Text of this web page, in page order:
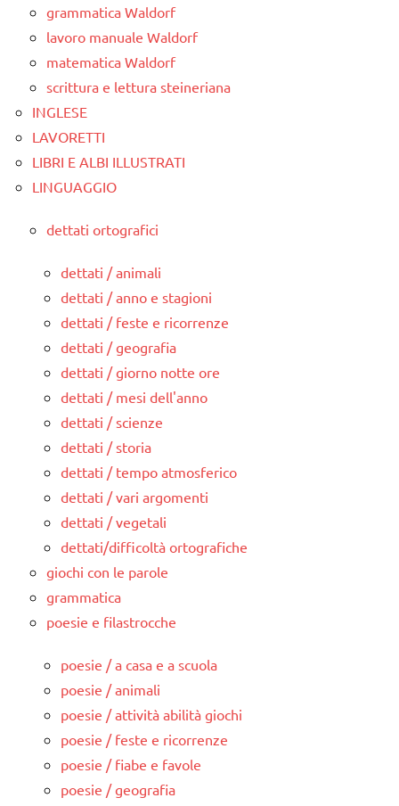
grammatica Waldorf
lavoro manuale Waldorf
matematica Waldorf
scrittura e lettura steineriana
INGLESE
LAVORETTI
LIBRI E ALBI ILLUSTRATI
LINGUAGGIO
dettati ortografici
dettati / animali
dettati / anno e stagioni
dettati / feste e ricorrenze
dettati / geografia
dettati / giorno notte ore
dettati / mesi dell'anno
dettati / scienze
dettati / storia
dettati / tempo atmosferico
dettati / vari argomenti
dettati / vegetali
dettati/difficoltà ortografiche
giochi con le parole
grammatica
poesie e filastrocche
poesie / a casa e a scuola
poesie / animali
poesie / attività abilità giochi
poesie / feste e ricorrenze
poesie / fiabe e favole
poesie / geografia